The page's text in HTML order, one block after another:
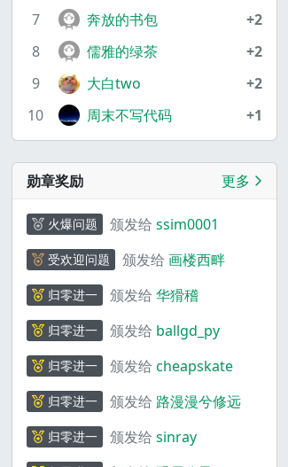
7
奔放的书包
+2
8
儒雅的绿茶
+2
9
大白two
+2
10
周末不写代码 +1
勋章奖励 更多
火爆问题 颁发给 ssim0001
受欢迎问题 颁发给 画楼西畔
归零进一 颁发给 华猾稽
归零进一 颁发给 ballgd_py
归零进一 颁发给 cheapskate
归零进一 颁发给 路漫漫兮修远
归零进一 颁发给 sinray